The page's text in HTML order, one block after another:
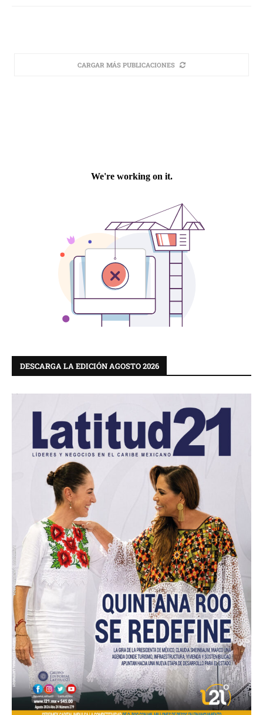
CARGAR MÁS PUBLICACIONES
DESCARGA LA EDICIÓN AGOSTO 2026